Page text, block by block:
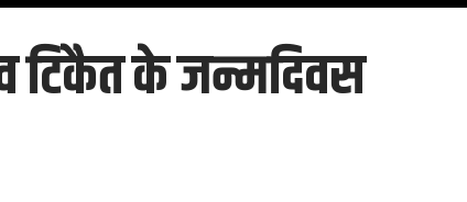
टिकैत के जन्मदिवस